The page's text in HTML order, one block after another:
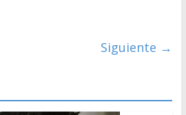
Siguiente →